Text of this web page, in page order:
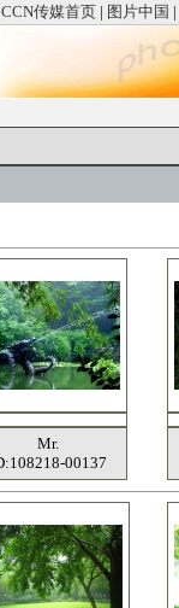
CCN传媒首页 | 图片中国 |
Mr.
00137